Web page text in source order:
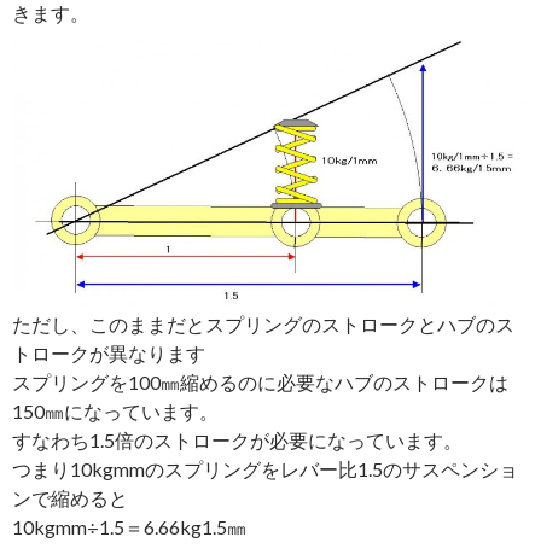
きます。
ただし、このままだとスプリングのストロークとハブのス
トロークが異なります
スプリングを100㎜縮めるのに必要なハブのストロークは
150㎜になっています。
すなわち1.5倍のストロークが必要になっています。
つまり10kgmmのスプリングをレバー比1.5のサスペンショ
ンで縮めると
10kgmm÷1.5＝6.66kg1.5㎜